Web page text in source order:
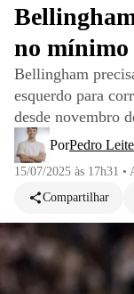
no mínimo
Bellingham
esquerdo para
desde novembro
PorPedro Leite
15/07/2025 às 17h31 •
Compartilhar